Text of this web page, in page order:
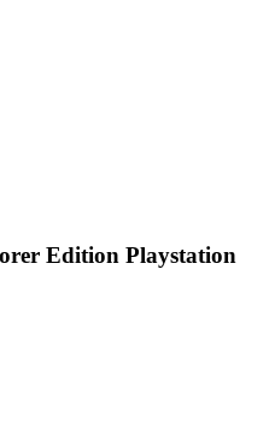
Edition Playstation